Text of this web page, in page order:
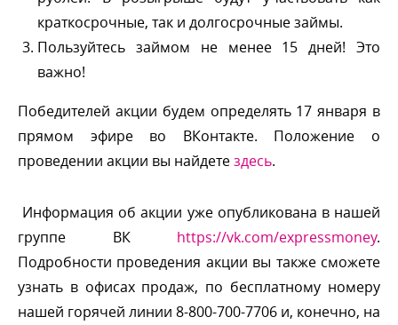
краткосрочные, так и долгосрочные займы.
Пользуйтесь займом не менее 15 дней! Это
ажно!
Победителей акции будем определять 17 января
прямом эфире во ВКонтакте. Положение о
проведении акции вы найдетездесь.
Информация об акции уже опубликована в нашей
руппе ВК https://vk.com/expressmoney.
Подробности проведения акции вы также сможете
узнать в офисах продаж, по бесплатному номеру
нашей горячей линии 8-800-700-7706 и, конечно, на